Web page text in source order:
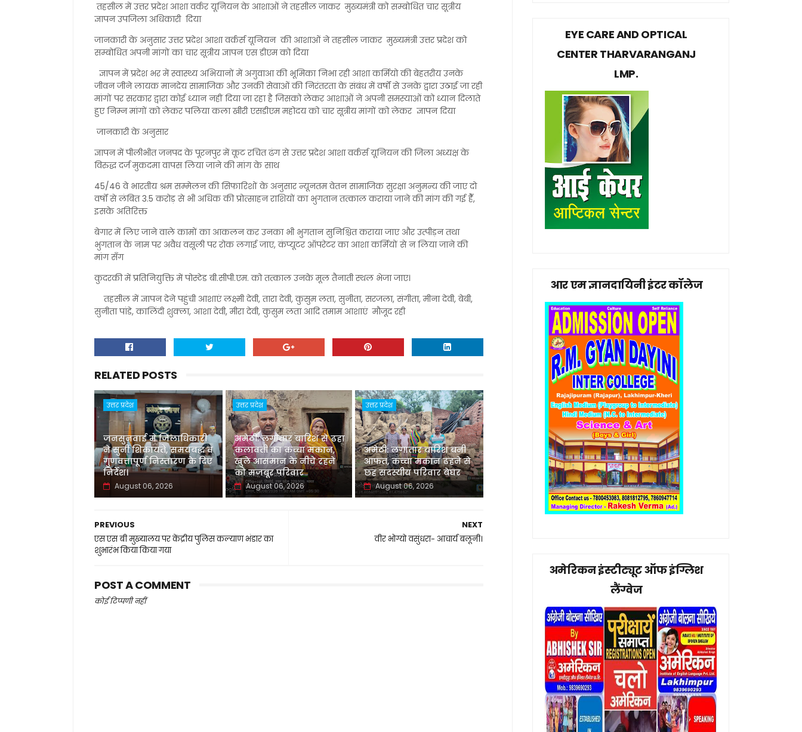
तहसील में उत्तर प्रदेश आशा वर्कर यूनियन के आशाओं ने तहसील जाकर मुख्यमंत्री को सम्बोधित चार सूत्रीय
ज्ञापन उपजिला अधिकारी दिया
जानकारी के अनुसार उत्तर प्रदेश आशा वर्कर्स यूनियन की आशाओं ने तहसील जाकर मुख्यमंत्री उत्तर प्रदेश को
सम्बोधित अपनी मांगों का चार सूत्रीय ज्ञापन एस डीएम को दिया
ज्ञापन में प्रदेश भर में स्वास्थ्य अभियानों में अगुवाआ की भूमिका निभा रही आशा कर्मियो की बेहतरीय उनके
जीवन जीने लायक मानदेय सामाजिक और उनकी सेवाओं की निरंतरता के संबंध में वर्षों से उनके द्वारा उठाई जा रही
मांगों पर सरकार द्वारा कोई ध्यान नहीं दिया जा रहा है जिसको लेकर आशाओं ने अपनी समस्याओं को ध्यान दिलाते
हुए निम्न मांगों को लेकर पलिया कला खीरी एसडीएम महोदय को चार सूत्रीय मांगों को लेकर ज्ञापन दिया
जानकारी के अनुसार
ज्ञापन में पीलीभीत जनपद के पूरनपुर में कूट रचित ढंग से उत्तर प्रदेश आशा वर्कर्स यूनियन की जिला अध्यक्ष के
विरुद्ध दर्ज मुकदमा वापस लिया जाने की मांग के साथ
45/46 वे भारतीय श्रम सम्मेलन की सिफारिशों के अनुसार न्यूनतम वेतन सामाजिक सुरक्षा अनुमन्य की जाए दो
वर्षों से लंबित 3.5 करोड़ से भी अधिक की प्रोत्साहन राशियों का भुगतान तत्काल कराया जाने की मांग की गई हैँ,
इसके अतिरिक्त
बेगार में लिए जाने वाले कामों का आकलन कर उनका भी भुगतान सुनिश्चित कराया जाए और उत्पीड़न तथा
भुगतान के नाम पर अवैध वसूली पर रोक लगाई जाए, कंप्यूटर ऑपरेटर का आशा कर्मियों से न लिया जाने की
मांग सँग
कुदरकी में प्रतिनियुक्ति में पोस्टेड बी.सीपी.एम. को तत्काल उनके मूल तैनाती स्थल भेजा जाए।
तहसील में ज्ञापन देने पहुंची आशाएं लक्ष्मी देवी, तारा देवी, कुसुम लता, सुनीता, सरजला, संगीता, मीना देवी, बेबी,
सुनीता पांडे, कालिंदी शुक्ला, आशा देवी, मीरा देवी, कुसुम लता आदि तमाम आशाएं मौजूद रही
RELATED POSTS
उत्तर प्रदेश
जनसुनवाई में जिलाधिकारी
ने सुनीं शिकायतें, समयबद्ध व
गुणवत्तापूर्ण निस्तारण के दिए
निर्देश।
August 06, 2026
उत्तर प्रदेश
अमेठी: लगातार बारिश से ढहा
कलावती का कच्चा मकान,
खुले आसमान के नीचे रहने
को मजबूर परिवार
August 06, 2026
उत्तर प्रदेश
अमेठी: लगातार बारिश बनी
आफत, कच्चा मकान ढहने से
छह सदस्यीय परिवार बेघर
August 06, 2026
NEXT
वीर भोग्यो वसुंधरा- आचार्य बलूनी।
PREVIOUS
एस एस बी मुख्यालय पर केंद्रीय पुलिस कल्याण भंडार का
शुभारंभ किया किया गया
POST A COMMENT
कोई टिप्पणी नहीं
EYE CARE AND OPTICAL
CENTER THARVARANGANJ
LMP.
आर एम ज्ञानदायिनी इंटर कॉलेज
अमेरिकन इंस्टीट्यूट ऑफ इंग्लिश
लैंग्वेज